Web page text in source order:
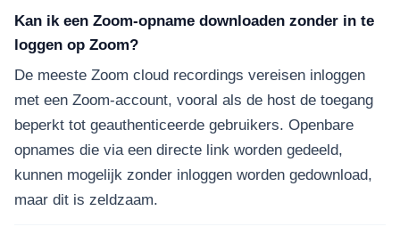
Kan ik een Zoom-opname downloaden zonder in te
loggen op Zoom?
De meeste Zoom cloud recordings vereisen inloggen
met een Zoom-account, vooral als de host de toegang
beperkt tot geauthenticeerde gebruikers. Openbare
opnames die via een directe link worden gedeeld,
kunnen mogelijk zonder inloggen worden gedownload,
maar dit is zeldzaam.